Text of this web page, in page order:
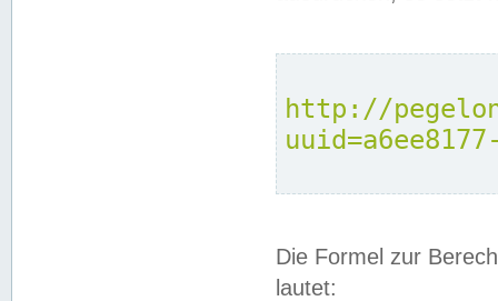
http://
Die Formel zur
lautet: